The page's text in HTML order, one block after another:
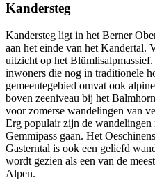
Kandersteg
Kandersteg ligt in het Berner
aan het einde van het Kandertal.
uitzicht op het
inwoners die nog in traditionele
gemeentegebied omvat ook
boven zeeniveau bij het
voor zomerse wandelingen van
Erg populair zijn de wandelingen
Gemmipass gaan. Het
Gasterntal is ook een geliefd
wordt gezien als een van de
Alpen.